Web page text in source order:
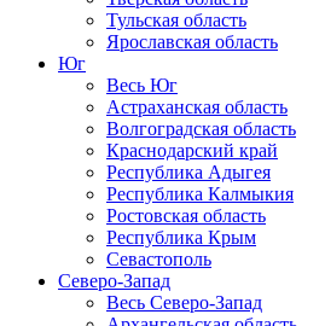
Тульская область
Ярославская область
Юг
Весь Юг
Астраханская область
Волгоградская область
Краснодарский край
Республика Адыгея
Республика Калмыкия
Ростовская область
Республика Крым
Севастополь
Северо-Запад
Весь Северо-Запад